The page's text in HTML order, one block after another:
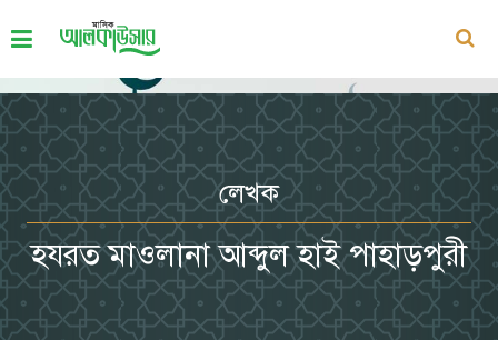
লেখক
হযরত মাওলানা আব্দুল হাই পাহাড়পুরী